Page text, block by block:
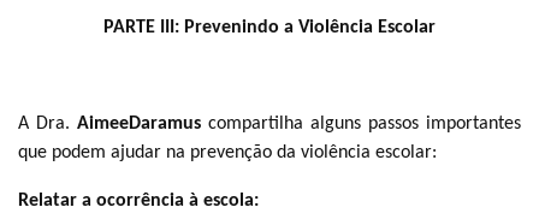
PARTE III: Prevenindo a Violência Escolar
A Dra. AimeeDaramus compartilha alguns passos importantes
que podem ajudar na prevenção da violência escolar:
Relatar a ocorrência à escola: